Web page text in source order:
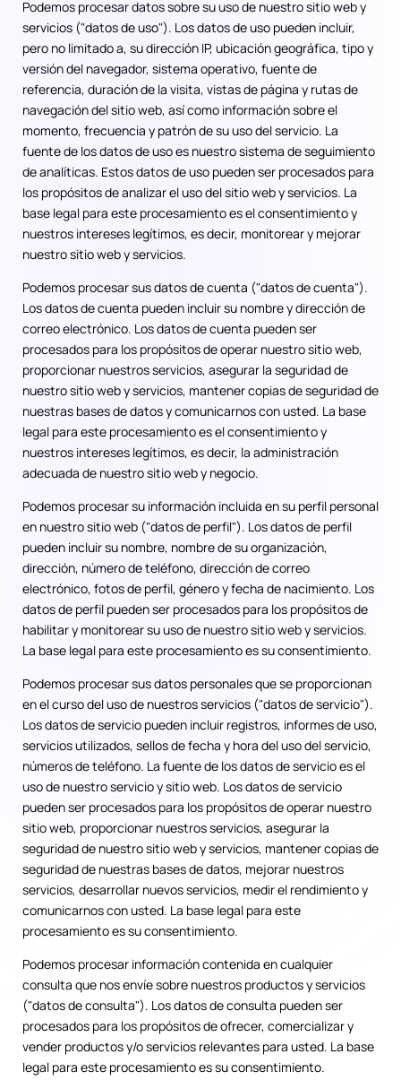
Podemos procesar datos sobre su uso de nuestro sitio web y
servicios ("datos de uso"). Los datos de uso pueden incluir,
pero no limitado a, su dirección IP, ubicación geográfica, tipo y
versión del navegador, sistema operativo, fuente de
referencia, duración de la visita, vistas de página y rutas de
navegación del sitio web, así como información sobre el
momento, frecuencia y patrón de su uso del servicio. La
fuente de los datos de uso es nuestro sistema de seguimiento
de analíticas. Estos datos de uso pueden ser procesados para
los propósitos de analizar el uso del sitio web y servicios. La
base legal para este procesamiento es el consentimiento y
nuestros intereses legítimos, es decir, monitorear y mejorar
nuestro sitio web y servicios.
Podemos procesar sus datos de cuenta ("datos de cuenta").
Los datos de cuenta pueden incluir su nombre y dirección de
correo electrónico. Los datos de cuenta pueden ser
procesados para los propósitos de operar nuestro sitio web,
proporcionar nuestros servicios, asegurar la seguridad de
nuestro sitio web y servicios, mantener copias de seguridad de
nuestras bases de datos y comunicarnos con usted. La base
legal para este procesamiento es el consentimiento y
nuestros intereses legítimos, es decir, la administración
adecuada de nuestro sitio web y negocio.
Podemos procesar su información incluida en su perfil personal
en nuestro sitio web ("datos de perfil"). Los datos de perfil
pueden incluir su nombre, nombre de su organización,
dirección, número de teléfono, dirección de correo
electrónico, fotos de perfil, género y fecha de nacimiento. Los
datos de perfil pueden ser procesados para los propósitos de
habilitar y monitorear su uso de nuestro sitio web y servicios.
La base legal para este procesamiento es su consentimiento.
Podemos procesar sus datos personales que se proporcionan
en el curso del uso de nuestros servicios ("datos de servicio").
Los datos de servicio pueden incluir registros, informes de uso,
servicios utilizados, sellos de fecha y hora del uso del servicio,
números de teléfono. La fuente de los datos de servicio es el
uso de nuestro servicio y sitio web. Los datos de servicio
pueden ser procesados para los propósitos de operar nuestro
sitio web, proporcionar nuestros servicios, asegurar la
seguridad de nuestro sitio web y servicios, mantener copias de
seguridad de nuestras bases de datos, mejorar nuestros
servicios, desarrollar nuevos servicios, medir el rendimiento y
comunicarnos con usted. La base legal para este
procesamiento es su consentimiento.
Podemos procesar información contenida en cualquier
consulta que nos envíe sobre nuestros productos y servicios
("datos de consulta"). Los datos de consulta pueden ser
procesados para los propósitos de ofrecer, comercializar y
vender productos y/o servicios relevantes para usted. La base
legal para este procesamiento es su consentimiento.